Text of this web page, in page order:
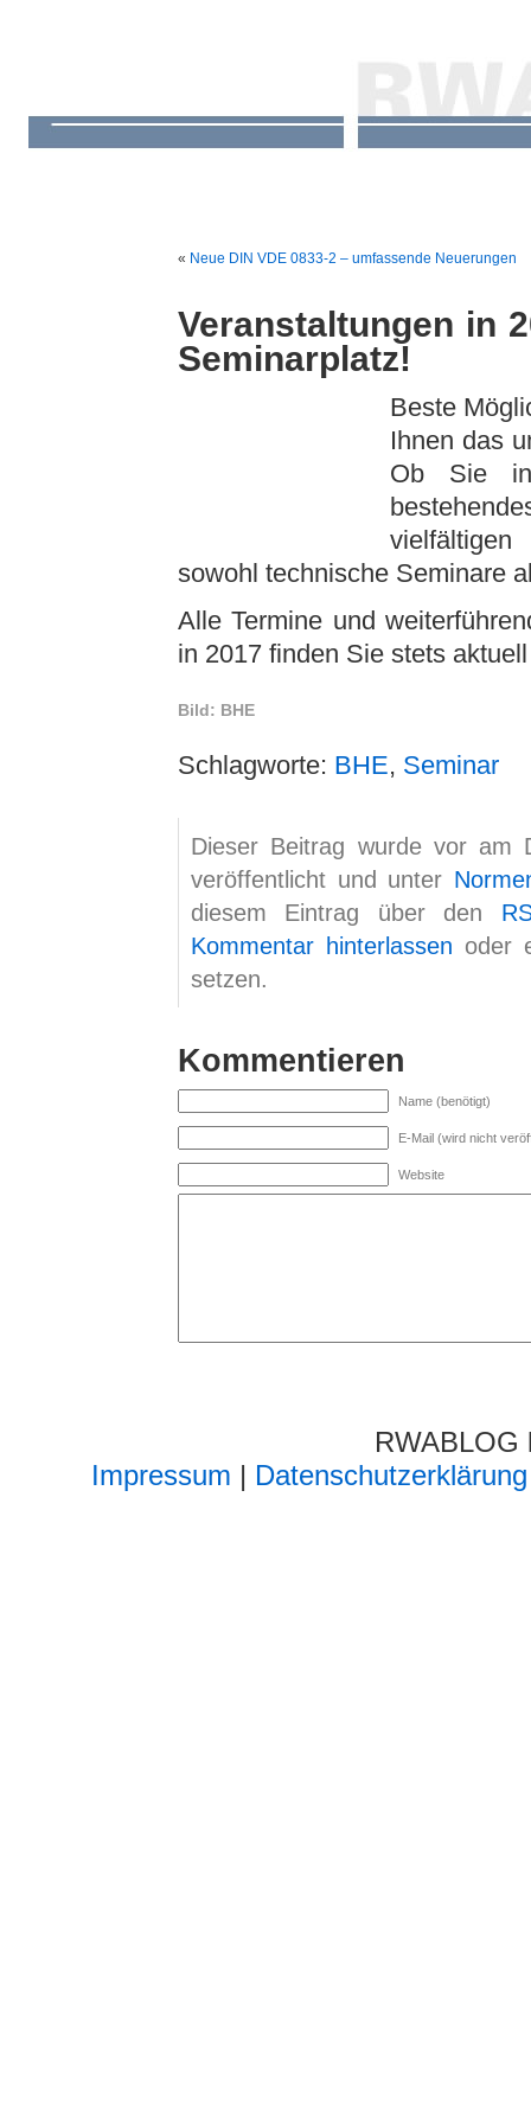
« Neue DIN VDE 0833-2 – umfassende Neuerungen
Veranstaltungen in
Seminarplatz!
Beste
Ihnen das
Ob Sie in
sowohl technische Seminare
Alle Termine und
in 2017 finden Sie stets
Bild: BHE
Schlagworte: BHE, Seminar
Dieser Beitrag wurde vor am
veröffentlicht und unter
diesem Eintrag über den
Kommentar hinterlassen oder
setzen.
Kommentieren
Name (benötigt)
E-Mail (wird nicht
Website
Impressum | Datenschutzerklärung